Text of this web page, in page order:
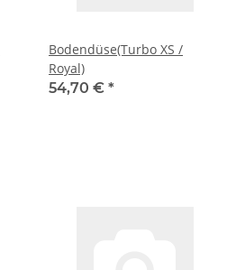
Bodendüse(Turbo XS /
Royal)
54,70 € *